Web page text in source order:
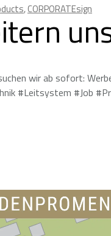
,CORPORATEsign
wir ab sofort:
#Leitsystem #Job